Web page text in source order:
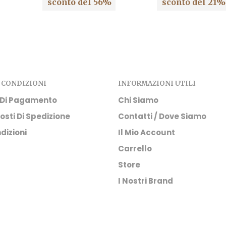
originaleattuale
originaleattuale
Pagamento
Di Spedizione
INFORMAZIONI UTILI
Chi Siamo
Contatti / Dove Siamo
Il Mio Account
Carrello
Store
I Nostri Brand